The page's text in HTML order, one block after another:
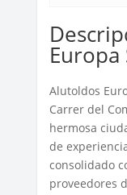
Europa
Alutoldos
Carrer del
hermosa
de
consolidado
proveedores